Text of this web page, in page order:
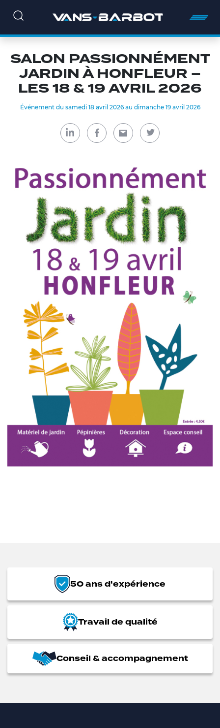
SALON PASSIONNÉMENT
JARDIN À HONFLEUR –
LES 18 & 19 AVRIL 2026
Événement du samedi 18 avril 2026 au dimanche 19 avril 2026
50 ans d'expérience
Travail de qualité
Conseil & accompagnement